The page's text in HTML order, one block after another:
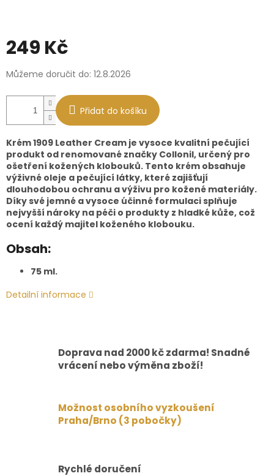
249 Kč
Měrná
cena:
Můžeme doručit do: 12.8.2026
Přidat do košíku
Krém 1909 Leather Cream je vysoce kvalitní pečující
produkt od renomované značky Collonil, určený pro
ošetření kožených klobouků. Tento krém obsahuje
výživné oleje a pečující látky, které zajišťují
dlouhodobou ochranu a výživu pro kožené materiály.
Díky své jemné a vysoce účinné formulaci splňuje
nejvyšší nároky na péči o produkty z hladké kůže, což
ocení každý majitel koženého klobouku.
Obsah:
75 ml.
Detailní informace
Doprava nad 2000 kč zdarma! Snadné
vrácení nebo výměna zboží!
Možnost osobního vyzkoušení
Praha/Brno (3 pobočky)
Rychlé doručení